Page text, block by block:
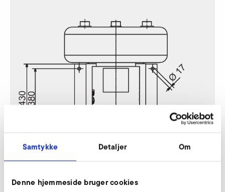
Samtykke Detaljer Om
Denne hjemmeside bruger cookies
Download